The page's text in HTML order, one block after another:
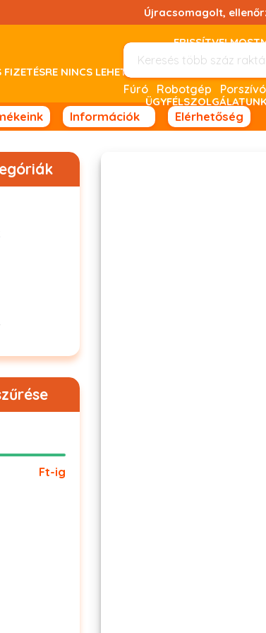
Újracsomagolt,
FRISSÍTVE!
FIZETÉSRE NINCS LEHETŐSÉG! FIZETNI ONLINE
Fúró Robotgép
Információk Elérhetőség
Ft-ig